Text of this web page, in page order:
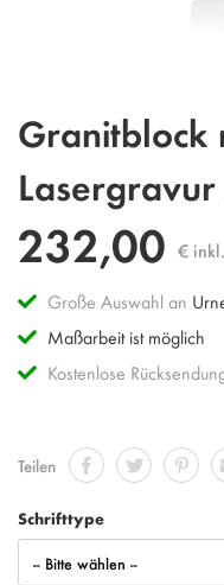
Anfang
Bildgalerie
springen
Granitblock
232,00 €
Große Auswahl an
Maßarbeit ist möglich
Kostenlose
Teilen
Schrifttype